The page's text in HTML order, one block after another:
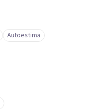
Autoestima